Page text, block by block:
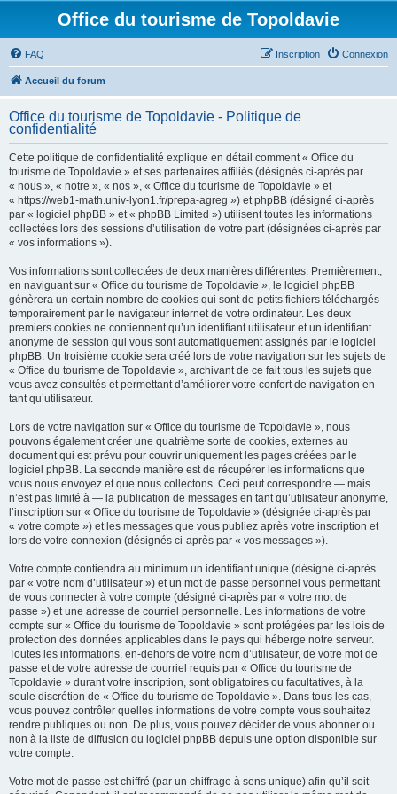
Office du tourisme de Topoldavie
FAQ Connexion
Inscription
Accueil du forum
Office du tourisme de Topoldavie - Politique de
confidentialité
Cette politique de confidentialité explique en détail comment « Office du
tourisme de Topoldavie » et ses partenaires affiliés (désignés ci-après par
« nous », « notre », « nos », « Office du tourisme de Topoldavie » et
« https://web1-math.univ-lyon1.fr/prepa-agreg ») et phpBB (désigné ci-après
par « logiciel phpBB » et « phpBB Limited ») utilisent toutes les informations
collectées lors des sessions d’utilisation de votre part (désignées ci-après par
« vos informations »).
Vos informations sont collectées de deux manières différentes. Premièrement,
en naviguant sur « Office du tourisme de Topoldavie », le logiciel phpBB
génèrera un certain nombre de cookies qui sont de petits fichiers téléchargés
temporairement par le navigateur internet de votre ordinateur. Les deux
premiers cookies ne contiennent qu’un identifiant utilisateur et un identifiant
anonyme de session qui vous sont automatiquement assignés par le logiciel
phpBB. Un troisième cookie sera créé lors de votre navigation sur les sujets de
« Office du tourisme de Topoldavie », archivant de ce fait tous les sujets que
vous avez consultés et permettant d’améliorer votre confort de navigation en
tant qu’utilisateur.
Lors de votre navigation sur « Office du tourisme de Topoldavie », nous
pouvons également créer une quatrième sorte de cookies, externes au
document qui est prévu pour couvrir uniquement les pages créées par le
logiciel phpBB. La seconde manière est de récupérer les informations que
vous nous envoyez et que nous collectons. Ceci peut correspondre — mais
n’est pas limité à — la publication de messages en tant qu’utilisateur anonyme,
l’inscription sur « Office du tourisme de Topoldavie » (désignée ci-après par
« votre compte ») et les messages que vous publiez après votre inscription et
lors de votre connexion (désignés ci-après par « vos messages »).
Votre compte contiendra au minimum un identifiant unique (désigné ci-après
par « votre nom d’utilisateur ») et un mot de passe personnel vous permettant
de vous connecter à votre compte (désigné ci-après par « votre mot de
passe ») et une adresse de courriel personnelle. Les informations de votre
compte sur « Office du tourisme de Topoldavie » sont protégées par les lois de
protection des données applicables dans le pays qui héberge notre serveur.
Toutes les informations, en-dehors de votre nom d’utilisateur, de votre mot de
passe et de votre adresse de courriel requis par « Office du tourisme de
Topoldavie » durant votre inscription, sont obligatoires ou facultatives, à la
seule discrétion de « Office du tourisme de Topoldavie ». Dans tous les cas,
vous pouvez contrôler quelles informations de votre compte vous souhaitez
rendre publiques ou non. De plus, vous pouvez décider de vous abonner ou
non à la liste de diffusion du logiciel phpBB depuis une option disponible sur
votre compte.
Votre mot de passe est chiffré (par un chiffrage à sens unique) afin qu’il soit